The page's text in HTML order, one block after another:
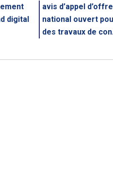
digital
avis d’appel
national ouvert
des travaux de